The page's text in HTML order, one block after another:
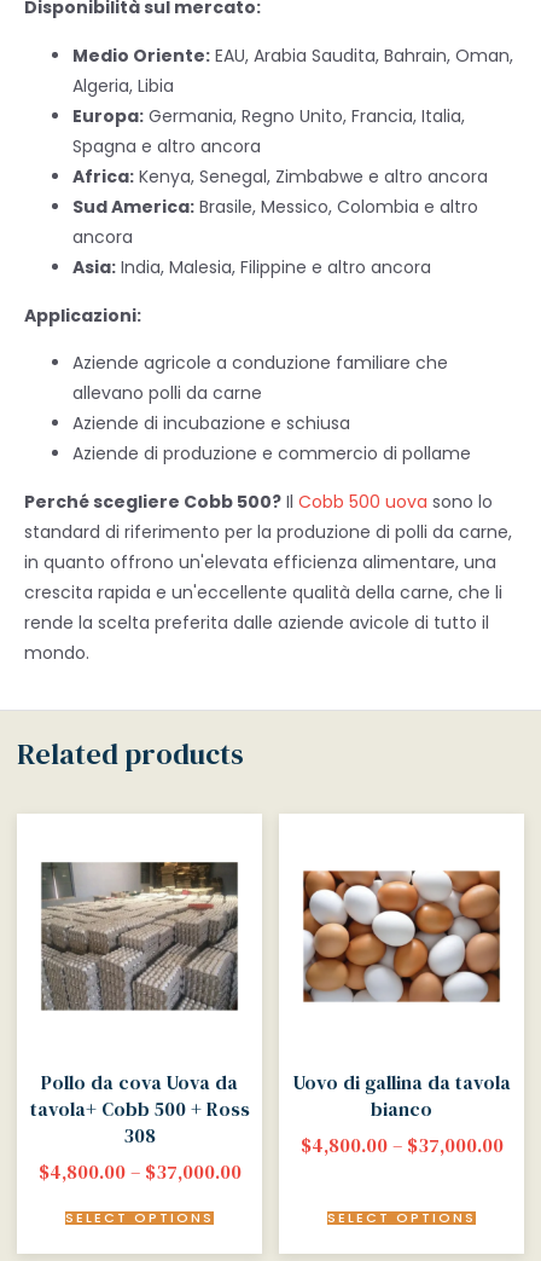
Disponibilità sul mercato:
Medio Oriente: EAU, Arabia Saudita, Bahrain, Oman,
Algeria, Libia
Europa: Germania, Regno Unito, Francia, Italia,
Spagna e altro ancora
Africa: Kenya, Senegal, Zimbabwe e altro ancora
Sud America: Brasile, Messico, Colombia e altro
ancora
Asia: India, Malesia, Filippine e altro ancora
Applicazioni:
Aziende agricole a conduzione familiare che
allevano polli da carne
Aziende di incubazione e schiusa
Aziende di produzione e commercio di pollame
Perché scegliere Cobb 500? Il Cobb 500 uova sono lo
standard di riferimento per la produzione di polli da carne,
in quanto offrono un'elevata efficienza alimentare, una
crescita rapida e un'eccellente qualità della carne, che li
rende la scelta preferita dalle aziende avicole di tutto il
mondo.
Related products
Pollo da cova Uova da
tavola+ Cobb 500 + Ross
308
$4,800.00 – $37,000.00
SELECT OPTIONS
Uovo di gallina da tavola
bianco
$4,800.00 – $37,000.00
SELECT OPTIONS